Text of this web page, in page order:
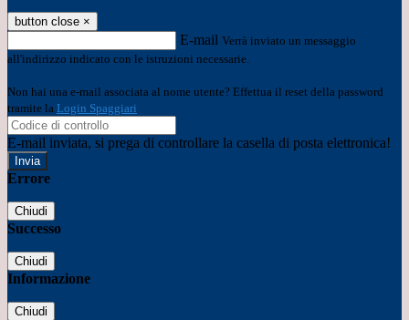
button close ×
E-mail Verrà inviato un messaggio
all'indirizzo indicato con le istruzioni necessarie.
Non hai una e-mail associata al nome utente? Effettua il reset della password
tramite la Login Spaggiari
E-mail inviata, si prega di controllare la casella di posta elettronica!
Errore
Chiudi
Successo
Chiudi
Informazione
Chiudi